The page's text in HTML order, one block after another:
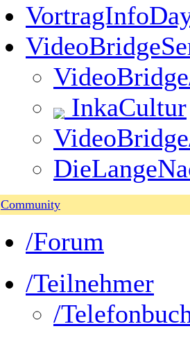
InkaCultur
Community
/Forum
/Teilnehmer
/